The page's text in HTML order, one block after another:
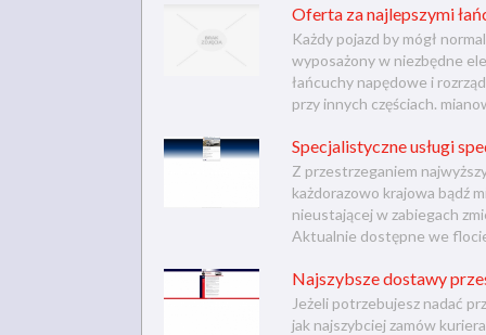
Oferta za najlepszymi
Każdy pojazd by mógł
wyposażony w niezbędne
łańcuchy napędowe i
przy innych częściach.
Specjalistyczne usługi
Z przestrzeganiem
każdorazowo krajowa bądź
nieustającej w zabiegach
Aktualnie dostępne we
Najszybsze dostawy
Jeżeli potrzebujesz nadać
jak najszybciej zamów